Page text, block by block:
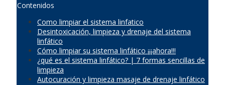
Contenidos
Como limpiar el sistema linfatico
Desintoxicación, limpieza y drenaje del sistema
linfático
Cómo limpiar su sistema linfático ¡¡¡ahora!!!
¿qué es el sistema linfático? | 7 formas sencillas de
limpieza
Autocuración y limpieza masaje de drenaje linfático